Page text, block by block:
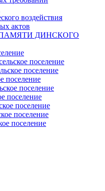
воздействия
актов
ДИНСКОГО
поселение
поселение
поселение
поселение
поселение
поселение
поселение
поселение